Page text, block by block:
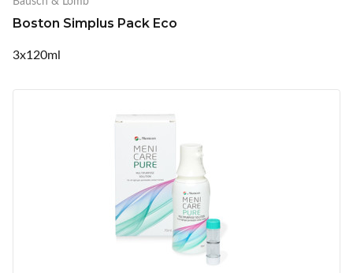
Boston Simplus Pack Eco
3x120ml